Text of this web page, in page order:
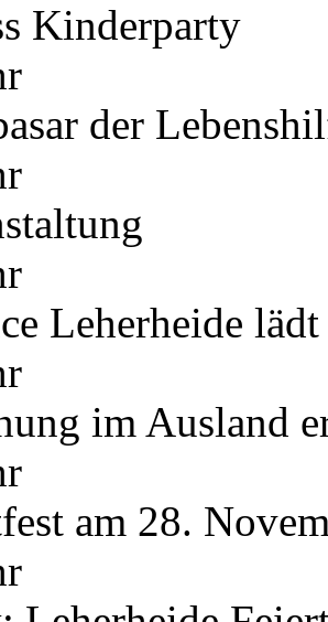
Kinderparty
der
Leherheide
im Ausland
am 28.